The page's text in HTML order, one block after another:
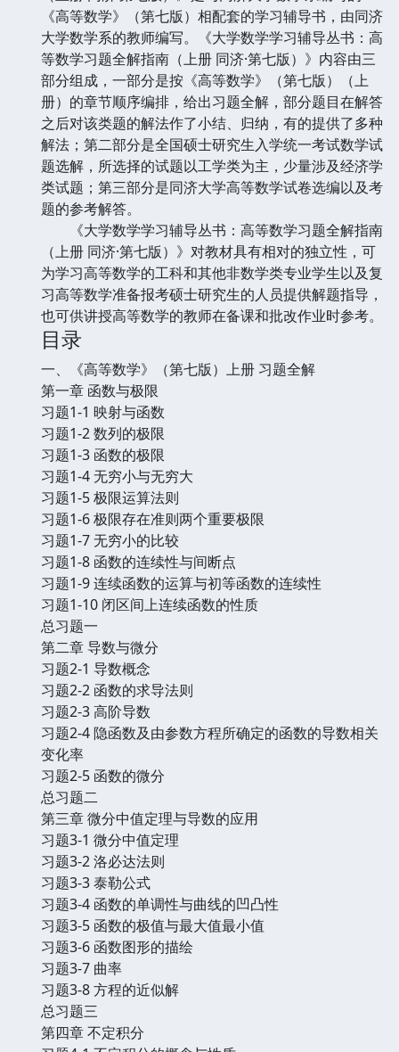
《高等数学》（第七版）相配套的学习辅导书，由同济
大学数学系的教师编写。《大学数学学习辅导丛书：高
等数学习题全解指南（上册 同济·第七版）》内容由三
部分组成，一部分是按《高等数学》（第七版）（上
册）的章节顺序编排，给出习题全解，部分题目在解答
之后对该类题的解法作了小结、归纳，有的提供了多种
解法；第二部分是全国硕士研究生入学统一考试数学试
题选解，所选择的试题以工学类为主，少量涉及经济学
类试题；第三部分是同济大学高等数学试卷选编以及考
题的参考解答。
《大学数学学习辅导丛书：高等数学习题全解指南
（上册 同济·第七版）》对教材具有相对的独立性，可
为学习高等数学的工科和其他非数学类专业学生以及复
习高等数学准备报考硕士研究生的人员提供解题指导，
也可供讲授高等数学的教师在备课和批改作业时参考。
目录
一、《高等数学》（第七版）上册 习题全解
第一章 函数与极限
习题1-1 映射与函数
习题1-2 数列的极限
习题1-3 函数的极限
习题1-4 无穷小与无穷大
习题1-5 极限运算法则
习题1-6 极限存在准则两个重要极限
习题1-7 无穷小的比较
习题1-8 函数的连续性与间断点
习题1-9 连续函数的运算与初等函数的连续性
习题1-10 闭区间上连续函数的性质
总习题一
第二章 导数与微分
习题2-1 导数概念
习题2-2 函数的求导法则
习题2-3 高阶导数
习题2-4 隐函数及由参数方程所确定的函数的导数相关
变化率
习题2-5 函数的微分
总习题二
第三章 微分中值定理与导数的应用
习题3-1 微分中值定理
习题3-2 洛必达法则
习题3-3 泰勒公式
习题3-4 函数的单调性与曲线的凹凸性
习题3-5 函数的极值与最大值最小值
习题3-6 函数图形的描绘
习题3-7 曲率
习题3-8 方程的近似解
总习题三
第四章 不定积分